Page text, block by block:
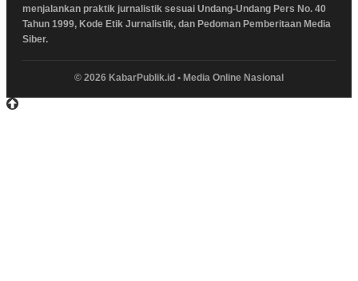
menjalankan praktik jurnalistik sesuai Undang-Undang Pers No. 40
Tahun 1999, Kode Etik Jurnalistik, dan Pedoman Pemberitaan Media
Siber.
© 2026 KabarPublik.id • Media Online Nasional